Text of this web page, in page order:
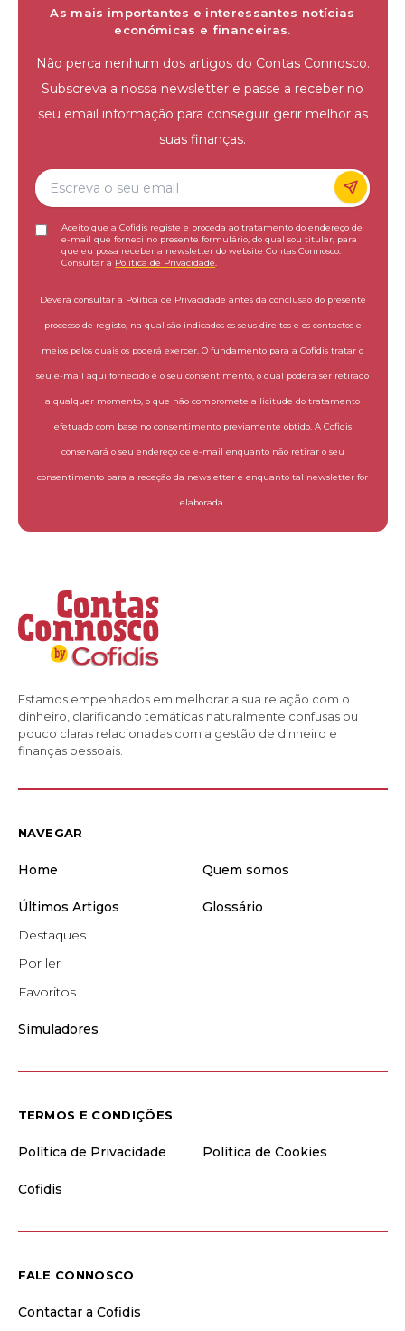
As mais importantes e interessantes notícias
económicas e financeiras.
Não perca nenhum dos artigos do Contas Connosco.
Subscreva a nossa newsletter e passe a receber no
seu email informação para conseguir gerir melhor as
suas finanças.
Aceito que a Cofidis registe e proceda ao tratamento do endereço de
e-mail que forneci no presente formulário, do qual sou titular, para
que eu possa receber a newsletter do website Contas Connosco.
Consultar a Política de Privacidade
Deverá consultar a Política de Privacidade antes da conclusão do presente
processo de registo, na qual são indicados os seus direitos e os contactos e
meios pelos quais os poderá exercer. O fundamento para a Cofidis tratar o
seu e-mail aqui fornecido é o seu consentimento, o qual poderá ser retirado
a qualquer momento, o que não compromete a licitude do tratamento
efetuado com base no consentimento previamente obtido. A Cofidis
conservará o seu endereço de e-mail enquanto não retirar o seu
consentimento para a receção da newsletter e enquanto tal newsletter for
elaborada.
Estamos empenhados em melhorar a sua relação com o
dinheiro, clarificando temáticas naturalmente confusas ou
pouco claras relacionadas com a gestão de dinheiro e
finanças pessoais.
NAVEGAR
Home Quem somos
Últimos Artigos
Destaques
Por ler
Favoritos
Glossário
Simuladores
TERMOS E CONDIÇÕES
Política de Privacidade Política de Cookies
Cofidis
FALE CONNOSCO
Contactar a Cofidis